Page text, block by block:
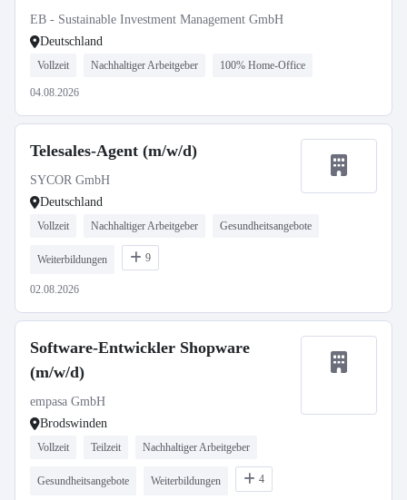
EB - Sustainable Investment Management GmbH
Deutschland
Vollzeit Nachhaltiger Arbeitgeber 100% Home-Office
04.08.2026
Telesales-Agent (m/w/d)
SYCOR GmbH
Deutschland
Vollzeit Nachhaltiger Arbeitgeber Gesundheitsangebote
Weiterbildungen 9
02.08.2026
Software-Entwickler Shopware
(m/w/d)
empasa GmbH
Brodswinden
Vollzeit Teilzeit Nachhaltiger Arbeitgeber
Gesundheitsangebote Weiterbildungen 4